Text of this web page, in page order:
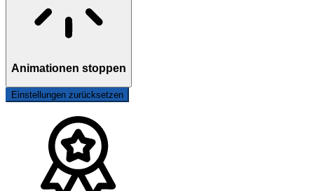
Animationen stoppen
Einstellungen zurücksetzen